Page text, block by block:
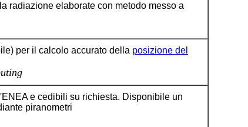
radiazione elaborate con metodo messo a
per il calcolo accurato della posizione del
e cedibili su richiesta. Disponibile un
piranometri